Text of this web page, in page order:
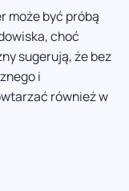
może być próbą
choć
sugerują, że bez
i
również w